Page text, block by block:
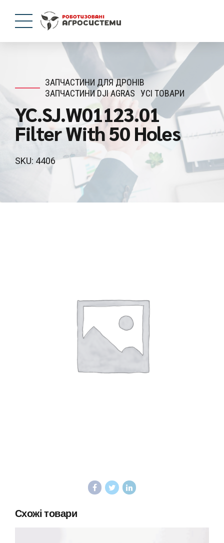
ЗАПЧАСТИНИ ДЛЯ ДРОНІВ
ЗАПЧАСТИНИ DJI AGRAS УСІ ТОВАРИ
YC.SJ.W01123.01
Filter With 50 Holes
SKU: 4406
Схожі товари